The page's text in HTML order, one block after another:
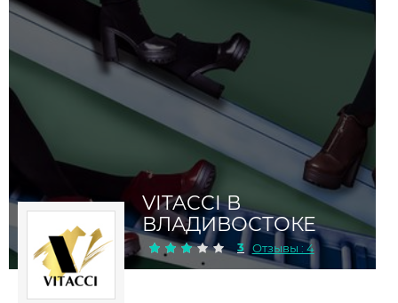
VITACCI В
ВЛАДИВОСТОКЕ
3 Отзывы : 4